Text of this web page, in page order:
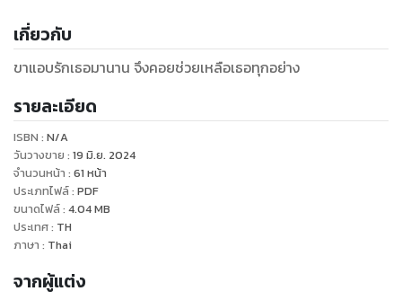
เกี่ยวกับ
ขาแอบรักเธอมานาน จึงคอยช่วยเหลือเธอทุกอย่าง
รายละเอียด
ISBN : N/A
วันวางขาย : 19 มิ.ย. 2024
จำนวนหน้า : 61 หน้า
ประเภทไฟล์: PDF
ขนาดไฟล์: 4.04MB
ประเทศ: TH
ภาษา : Thai
จากผู้แต่ง